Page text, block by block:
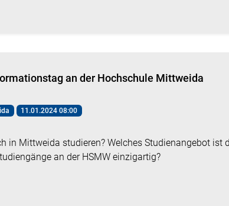
an der Hochschule Mittweida
11.01.2024 08:00
in Mittweida studieren? Welches Studienangebot ist
an der HSMW einzigartig?